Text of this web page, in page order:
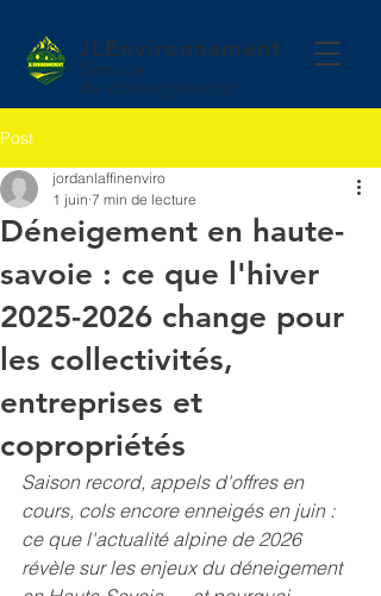
JLEnvironnement
Service
de déneigement
Post
Déneigement en haute-
savoie : ce que l'hiver
2025-2026 change pour
les collectivités,
entreprises et
copropriétés
jordanlaffinenviro
1 juin 7 min de lecture
Saison record, appels d'offres en
cours, cols encore enneigés en juin :
ce que l'actualité alpine de 2026
révèle sur les enjeux du déneigement